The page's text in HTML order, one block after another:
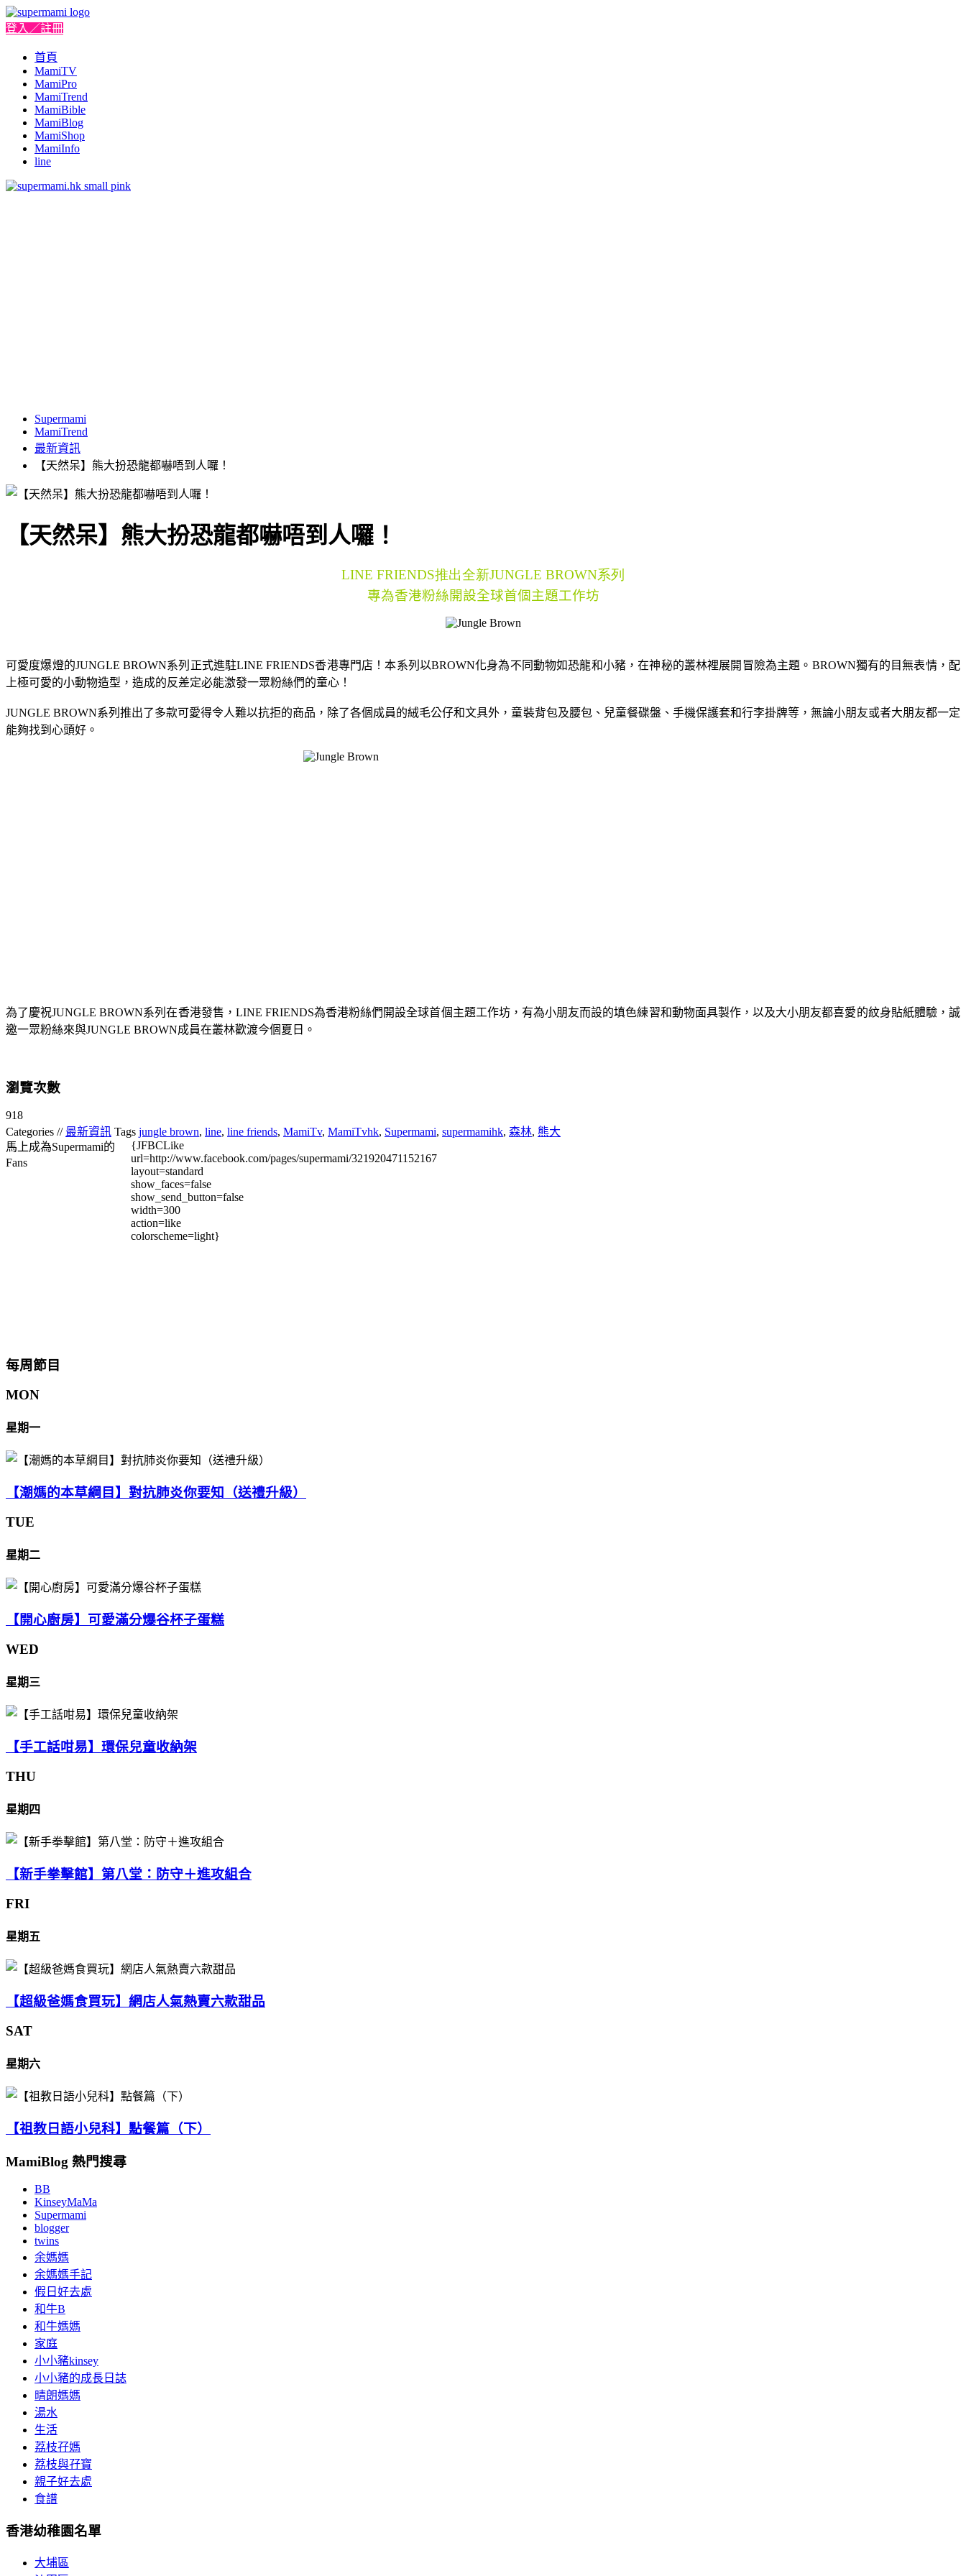
登入／註冊
首頁
MamiTV
MamiPro
MamiTrend
MamiBible
MamiBlog
MamiShop
MamiInfo
line
Supermami
MamiTrend
最新資訊
【天然呆】熊大扮恐龍都嚇唔到人囉！
【天然呆】熊大扮恐龍都嚇唔到人囉！
LINE FRIENDS推出全新JUNGLE BROWN系列
專為香港粉絲開設全球首個主題工作坊
可愛度爆燈的JUNGLE BROWN系列正式進駐LINE FRIENDS香港專門店！本系列以BROWN化身為不同動物如恐龍和小豬，在神秘的叢林裡展開冒險為主題。 BROWN獨有的目無表情，配
上極可愛的小動物造型， 造成的反差定必能激發一眾粉絲們的童心！
JUNGLE BROWN系列推出了多款可愛得令人難以抗拒的商品， 除了各個成員的絨毛公仔和文具外，童裝背包及腰包、兒童餐碟盤、 手機保護套和行李掛牌等， 無論小朋友或者大朋友都一定
能夠找到心頭好。
為了慶祝JUNGLE BROWN系列在香港發售， LINE FRIENDS為香港粉絲們開設全球首個主題工作坊， 有為小朋友而設的填色練習和動物面具製作，以及大小朋友都喜愛的紋身貼紙體驗，誠
邀一眾粉絲來與JUNGLE BROWN成員在叢林歡渡今個夏日。
瀏覽次數
918
Categories // 最新資訊 Tags jungle brown, line, line friends, MamiTv, MamiTvhk, Supermami, supermamihk, 森林, 熊大
馬上成為Supermami的
Fans
{JFBCLike
url=http://www.facebook.com/pages/supermami/321920471152167
layout=standard
show_faces=false
show_send_button=false
width=300
action=like
colorscheme=light}
每周節目
MON
星期一
【潮媽的本草綱目】對抗肺炎你要知（送禮升級）
TUE
星期二
【開心廚房】可愛滿分爆谷杯子蛋糕
WED
星期三
【手工話咁易】環保兒童收納架
THU
星期四
【新手拳擊館】第八堂：防守＋進攻組合
FRI
星期五
【超級爸媽食買玩】網店人氣熱賣六款甜品
SAT
星期六
【祖教日語小兒科】點餐篇（下）
MamiBlog 熱門搜尋
BB
KinseyMaMa
Supermami
blogger
twins
余媽媽
余媽媽手記
假日好去處
和牛B
和牛媽媽
家庭
小小豬kinsey
小小豬的成長日誌
晴朗媽媽
湯水
生活
荔枝孖媽
荔枝與孖寶
親子好去處
食譜
香港幼稚園名單
大埔區